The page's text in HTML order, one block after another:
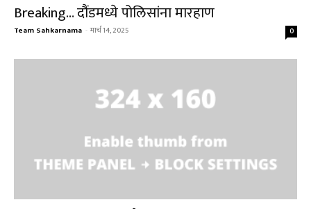
Breaking… दौंडमध्ये पोलिसांना मारहाण
Team Sahkarnama - मार्च 14, 2025 0